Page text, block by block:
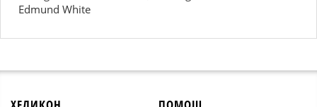
Edmund White